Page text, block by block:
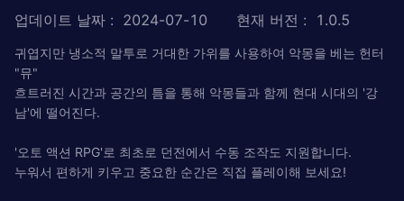
업데이트 날짜 : 2024-07-10 현재 버전 : 1.0.5
귀엽지만 냉소적 말투로 거대한 가위를 사용하여 악몽을 베는 헌터
"뮤"
흐트러진 시간과 공간의 틈을 통해 악몽들과 함께 현대 시대의 '강
남'에 떨어진다.
'오토 액션 RPG'로 최초로 던전에서 수동 조작도 지원합니다.
누워서 편하게 키우고 중요한 순간은 직접 플레이해 보세요!